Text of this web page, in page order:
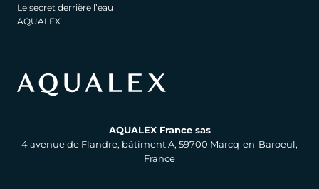
Le secret derrière l’eau
AQUALEX
AQUALEX France sas
4 avenue de Flandre, bâtiment A, 59700 Marcq-en-Baroeul,
France